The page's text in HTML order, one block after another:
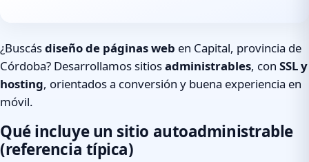
¿Buscásdiseño de páginas web en Capital, provincia de
Córdoba? Desarrollamos sitiosadministrables, con SSL y
hosting, orientados a conversión y buena experiencia en
móvil.
Qué incluye un sitio autoadministrable
(referencia típica)